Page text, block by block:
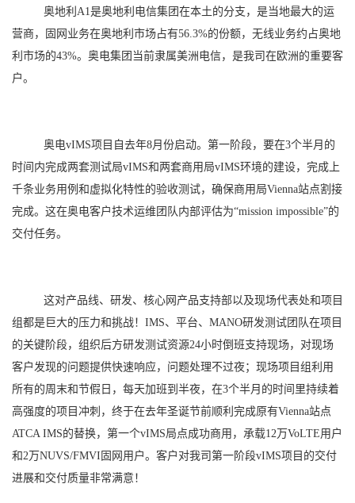
奥地利A1是奥地利电信集团在本土的分支，是当地最大的运
营商，固网业务在奥地利市场占有56.3%的份额，无线业务约占奥地
利市场的43%。奥电集团当前隶属美洲电信，是我司在欧洲的重要客
户。
奥电vIMS项目自去年8月份启动。第一阶段，要在3个半月的
时间内完成两套测试局vIMS和两套商用局vIMS环境的建设，完成上
千条业务用例和虚拟化特性的验收测试，确保商用局Vienna站点割接
完成。这在奥电客户技术运维团队内部评估为“mission impossible”的
交付任务。
这对产品线、研发、核心网产品支持部以及现场代表处和项目
组都是巨大的压力和挑战！IMS、平台、MANO研发测试团队在项目
的关键阶段，组织后方研发测试资源24小时倒班支持现场，对现场
客户发现的问题提供快速响应，问题处理不过夜；现场项目组利用
所有的周末和节假日，每天加班到半夜，在3个半月的时间里持续着
高强度的项目冲刺，终于在去年圣诞节前顺利完成原有Vienna站点
ATCA IMS的替换，第一个vIMS局点成功商用，承载12万VoLTE用户
和2万NUVS/FMVI固网用户。客户对我司第一阶段vIMS项目的交付
进展和交付质量非常满意！